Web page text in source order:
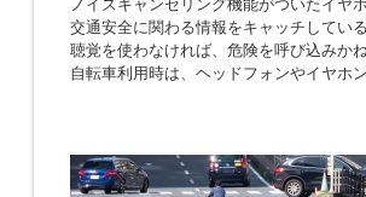
ノイズキャンセリング機能がついたイヤ
交通安全に関わる情報をキャッチしている
聴覚を使わなければ、危険を呼び込みかね
自転車利用時は、ヘッドフォンやイヤホ